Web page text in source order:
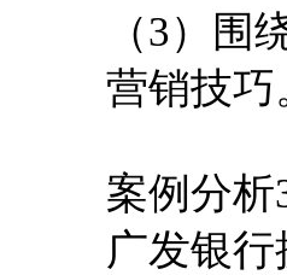
（3）
营销技巧
案例分析
广发银